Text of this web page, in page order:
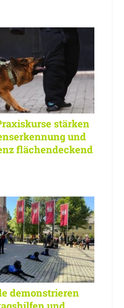
stärken
und
flächendeckend
demonstrieren
und